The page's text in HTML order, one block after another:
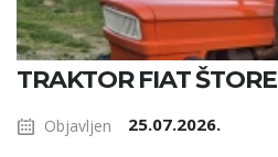
TRAKTOR FIAT ŠTORE
Objavljen 25.07.2026.